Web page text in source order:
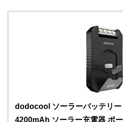
dodocool ソーラーバッテリー
4200mAh ソーラー充電器 ポ